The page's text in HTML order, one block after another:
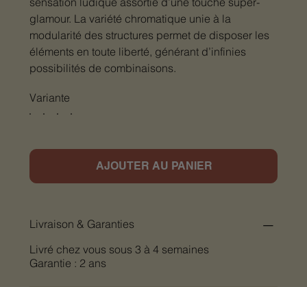
glamour. La variété chromatique unie à la
modularité des structures permet de disposer les
éléments en toute liberté, générant d’infinies
possibilités de combinaisons.
Variante
AJOUTER AU PANIER
Livraison & Garanties
Livré chez vous sous 3 à 4 semaines
Garantie : 2 ans